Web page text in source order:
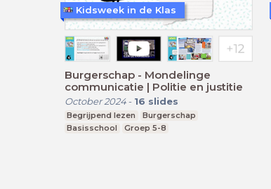
Burgerschap - Mondelinge
communicatie | Politie en justitie
October 2024- 16 slides
Begrijpend lezen
Burgerschap
Basisschool
Groep 5-8
Kidsweek in de Klas